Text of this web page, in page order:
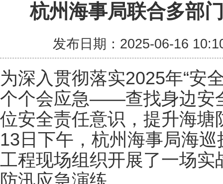
杭州海事局联合多部
发布日期：2025-06-16
为深入贯彻落实2025年“安
个个会应急——查找身边安
位安全责任意识，提升海
13日下午，杭州海事局海
工程现场组织开展了一场